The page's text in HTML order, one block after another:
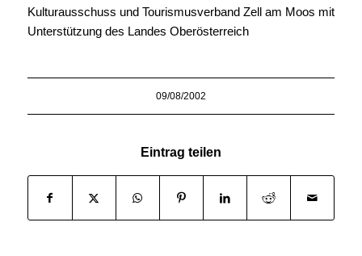
Kulturausschuss und Tourismusverband Zell am Moos mit
Unterstützung des Landes Oberösterreich
09/08/2002
Eintrag teilen